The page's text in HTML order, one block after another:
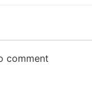
comment